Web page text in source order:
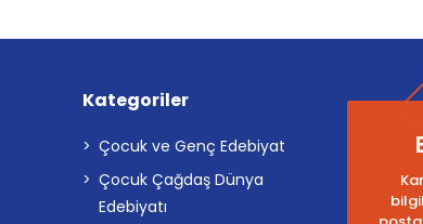
Kategoriler
Çocuk ve Genç Edebiyat
Çocuk Çağdaş Dünya
Edebiyatı